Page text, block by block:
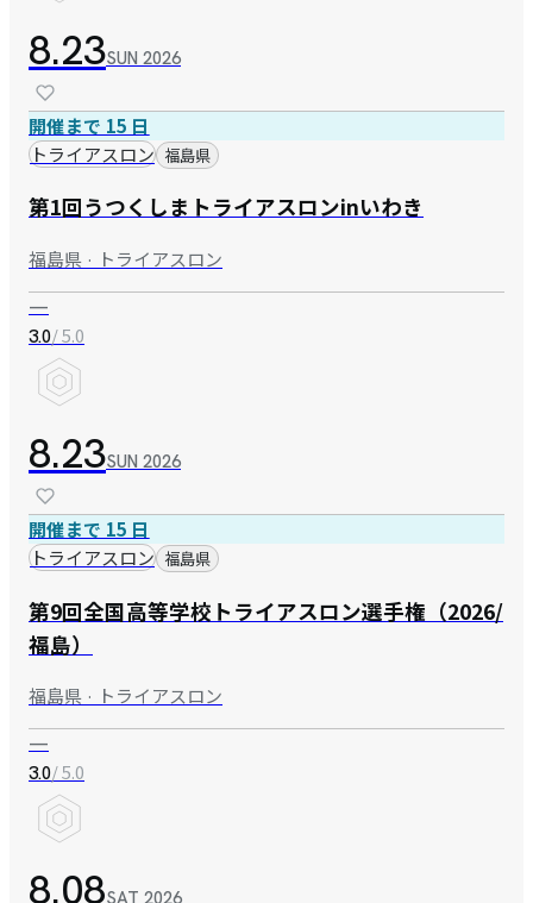
8.23SUN 2026
開催まで 15 日
トライアスロン 福島県
第1回うつくしまトライアスロンinいわき
福島県 · トライアスロン
—
3.0/ 5.0
8.23SUN 2026
開催まで 15 日
トライアスロン 福島県
第9回全国高等学校トライアスロン選手権（2026/
福島）
福島県 · トライアスロン
—
3.0/ 5.0
8.08